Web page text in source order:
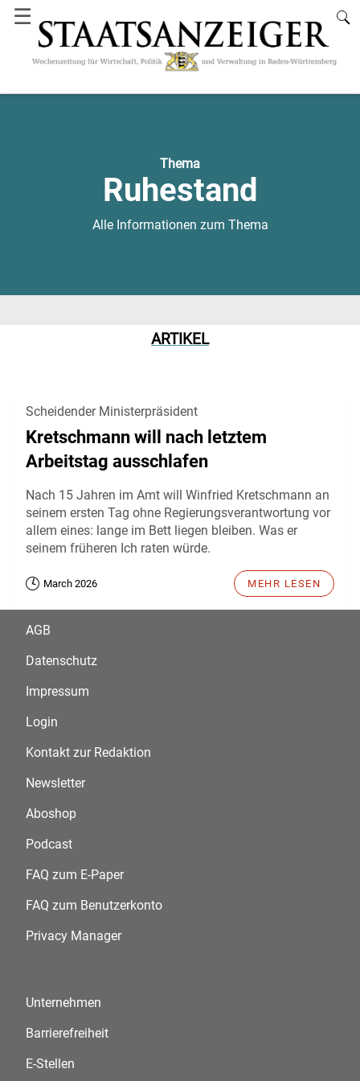
☰
Thema
Ruhestand
Alle Informationen zum Thema
ARTIKEL
Scheidender Ministerpräsident
Kretschmann will nach letztem
Arbeitstag ausschlafen
Nach 15 Jahren im Amt will Winfried Kretschmann an
seinem ersten Tag ohne Regierungsverantwortung vor
allem eines: lange im Bett liegen bleiben. Was er
seinem früheren Ich raten würde.
March 2026 MEHR LESEN
AGB
Datenschutz
Impressum
Login
Kontakt zur Redaktion
Newsletter
Aboshop
Podcast
FAQ zum E-Paper
FAQ zum Benutzerkonto
Privacy Manager
Unternehmen
Barrierefreiheit
E-Stellen